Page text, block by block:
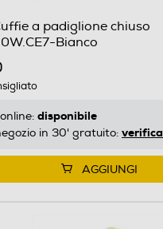
a padiglione chiuso
Bianco
disponibile
in 30' gratuito: verifica
AGGIUNGI